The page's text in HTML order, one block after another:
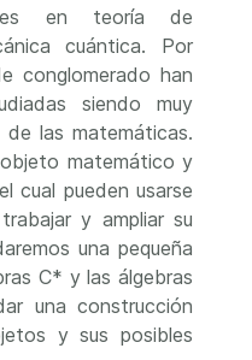
en teoría de
cuántica. Por
conglomerado han
siendo muy
de las matemáticas.
matemático y
cual pueden usarse
y ampliar su
una pequeña
C* y las álgebras
una construcción
y sus posibles